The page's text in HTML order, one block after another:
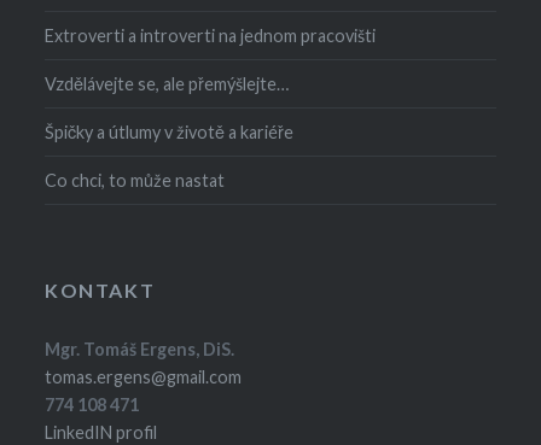
Extroverti a introverti na jednom pracovišti
Vzdělávejte se, ale přemýšlejte…
Špičky a útlumy v životě a kariéře
Co chci, to může nastat
KONTAKT
Mgr. Tomáš Ergens, DiS.
tomas.ergens@gmail.com
774 108 471
LinkedIN profil